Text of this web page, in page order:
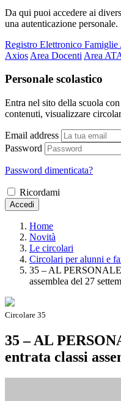
Da qui puoi accedere ai
una autenticazione personale.
Registro Elettronico Famiglie
Axios Area Docenti Area
Personale scolastico
Entra nel sito della scuola
contenuti, visualizzare
Email address
Password
Password dimenticata?
Ricordami
Accedi
Home
Novità
Le circolari
Circolari per alunni e
35 – AL
assemblea del 27
Circolare 35
35 – AL
entrata classi